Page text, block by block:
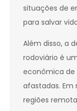
situações de
para salvar
Além disso, a
rodoviário é
econômica de
afastadas. Em
regiões